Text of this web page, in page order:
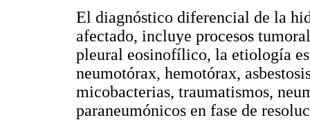
El diagnóstico diferencial de la
afectado, incluye procesos
pleural eosinofílico, la etiología
neumotórax, hemotórax,
micobacterias, traumatismos,
paraneumónicos en fase de